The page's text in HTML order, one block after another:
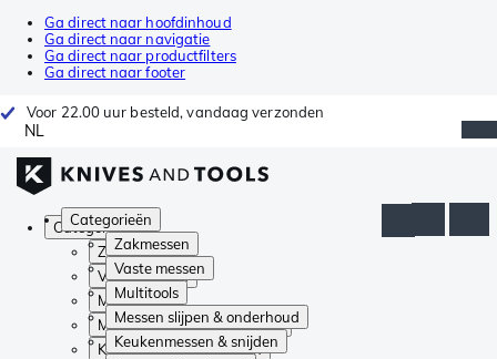
Ga direct naar hoofdinhoud
Ga direct naar navigatie
Ga direct naar productfilters
Ga direct naar footer
Voor 22.00 uur besteld, vandaag verzonden
NL
Categorieën
Zakmessen
Vaste messen
Multitools
Messen slijpen & onderhoud
Keukenmessen & snijden
Categorieën
Zakmessen
Vaste messen
Multitools
Messen slijpen & onderhoud
Keukenmessen & snijden